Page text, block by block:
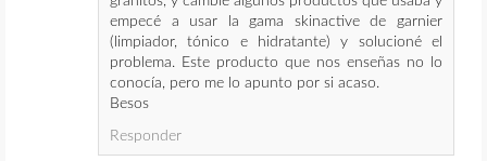
empecé a usar la gama skinactive de garnier
(limpiador, tónico e hidratante) y solucioné el
problema. Este producto que nos enseñas no lo
conocía, pero me lo apunto por si acaso.
Besos
Responder